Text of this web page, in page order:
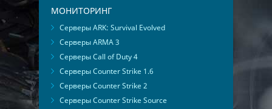
МОНИТОРИНГ
Серверы ARK: Survival Evolved
Серверы ARMA 3
Серверы Call of Duty 4
Серверы Counter Strike 1.6
Серверы Counter Strike 2
Серверы Counter Strike Source